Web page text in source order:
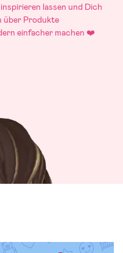
lassen und Dich
über Produkte
einfacher machen ❤️️